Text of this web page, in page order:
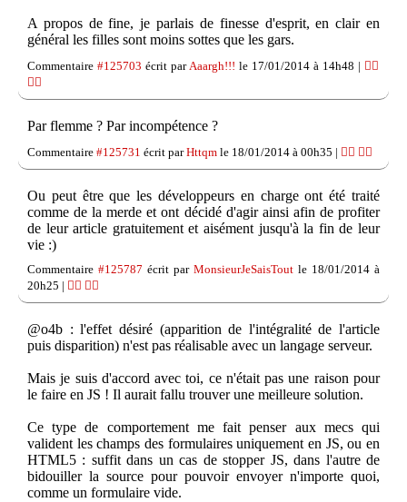
A propos de fine, je parlais de finesse d'esprit, en clair en
général les filles sont moins sottes que les gars.
Commentaire #125703 écrit parAaargh!!! le 17/01/2014 à 14h48 | 👍🏽
👎🏽
Par flemme ? Par incompétence ?
Commentaire #125731 écrit parHttqm le 18/01/2014 à 00h35 | 👍🏽 👎🏽
Ou peut être que les développeurs en charge ont été traité
comme de la merde et ont décidé d'agir ainsi afin de profiter
de leur article gratuitement et aisément jusqu'à la fin de leur
vie :)
Commentaire #125787 écrit par MonsieurJeSaisTout le 18/01/2014 à
20h25 | 👍🏽 👎🏽
@o4b : l'effet désiré (apparition de l'intégralité de l'article
puis disparition) n'est pas réalisable avec un langage serveur.
Mais je suis d'accord avec toi, ce n'était pas une raison pour
le faire en JS ! Il aurait fallu trouver une meilleure solution.
Ce type de comportement me fait penser aux mecs qui
valident les champs des formulaires uniquement en JS, ou en
HTML5 : suffit dans un cas de stopper JS, dans l'autre de
bidouiller la source pour pouvoir envoyer n'importe quoi,
comme un formulaire vide.